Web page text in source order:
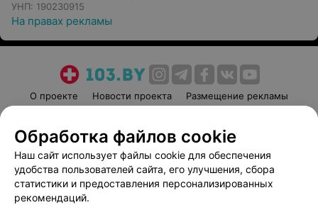
УНП: 190230915
На правах рекламы
О проекте Новости проекта
Размещение рекламы
Пользовательское соглашение
Способы оплаты
Вакансии
Партнеры
Написать руководителю 103.by
Обработка файлов cookie
Наш сайт использует файлы cookie для обеспечения
удобства пользователей сайта, его улучшения, сбора
статистики и предоставления персонализированных
рекомендаций.